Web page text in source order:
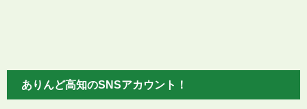
ありんど高知のSNSアカウント！